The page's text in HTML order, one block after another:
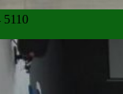
5110